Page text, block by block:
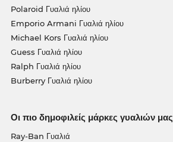
Polaroid Γυαλιά ηλίου
Emporio Armani Γυαλιά ηλίου
Michael Kors Γυαλιά ηλίου
Guess Γυαλιά ηλίου
Ralph Γυαλιά ηλίου
Burberry Γυαλιά ηλίου
Οι πιο δημοφιλείς μάρκες γυαλιών μας
Ray-Ban Γυαλιά